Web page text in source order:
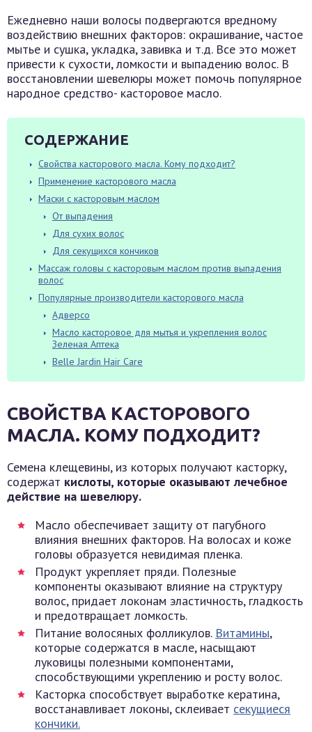
Ежедневно наши волосы подвергаются вредному
воздействию внешних факторов: окрашивание, частое
мытье и сушка, укладка, завивка и т.д. Все это может
привести к сухости, ломкости и выпадению волос. В
восстановлении шевелюры может помочь популярное
народное средство- касторовое масло.
СОДЕРЖАНИЕ
Свойства касторового масла. Кому подходит?
Применение касторового масла
Маски с касторовым маслом
От выпадения
Для сухих волос
Для секущихся кончиков
Массаж головы с касторовым маслом против выпадения
волос
Популярные производители касторового масла
Адверсо
Масло касторовое для мытья и укрепления волос
Зеленая Аптека
Belle Jardin Hair Care
СВОЙСТВА КАСТОРОВОГО
МАСЛА. КОМУ ПОДХОДИТ?
Семена клещевины, из которых получают касторку,
содержат кислоты, которые оказывают лечебное
действие на шевелюру.
Масло обеспечивает защиту от пагубного
влияния внешних факторов. На волосах и коже
головы образуется невидимая пленка.
Продукт укрепляет пряди. Полезные
компоненты оказывают влияние на структуру
волос, придает локонам эластичность, гладкость
и предотвращает ломкость.
Питание волосяных фолликулов. Витамины,
которые содержатся в масле, насыщают
луковицы полезными компонентами,
способствующими укреплению и росту волос.
Касторка способствует выработке кератина,
восстанавливает локоны, склеивает секущиеся
кончики.